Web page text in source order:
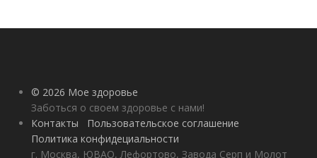
© 2026 Мое здоровье
Заботься о своем здоровье с нами!
Контакты
Пользовательское соглашение
Политика конфидециальности
г. Москва, ЮВАО, Лефортово, Завода Серп и Молот